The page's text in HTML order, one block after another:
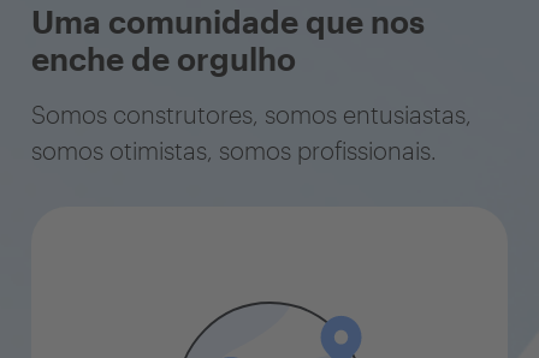
Uma comunidade que nos
enche de orgulho
Somos construtores, somos entusiastas,
somos otimistas, somos profissionais.